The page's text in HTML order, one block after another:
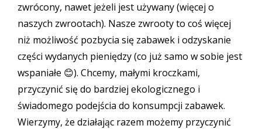
zwrócony, nawet jeżeli jest używany (więcej o
naszych zwrootach). Nasze zwrooty to coś więcej
niż możliwość pozbycia się zabawek i odzyskanie
części wydanych pieniędzy (co już samo w sobie jest
wspaniałe 😊). Chcemy, małymi kroczkami,
przyczynić się do bardziej ekologicznego i
świadomego podejścia do konsumpcji zabawek.
Wierzymy, że działając razem możemy przyczynić